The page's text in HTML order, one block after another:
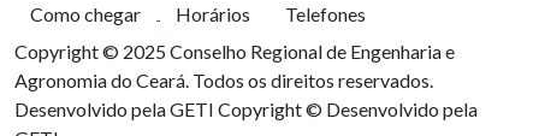
Como chegar
Horários
Telefones
Copyright © 2025 Conselho Regional de Engenharia e
Agronomia do Ceará. Todos os direitos reservados.
Desenvolvido pela GETI Copyright © Desenvolvido pela